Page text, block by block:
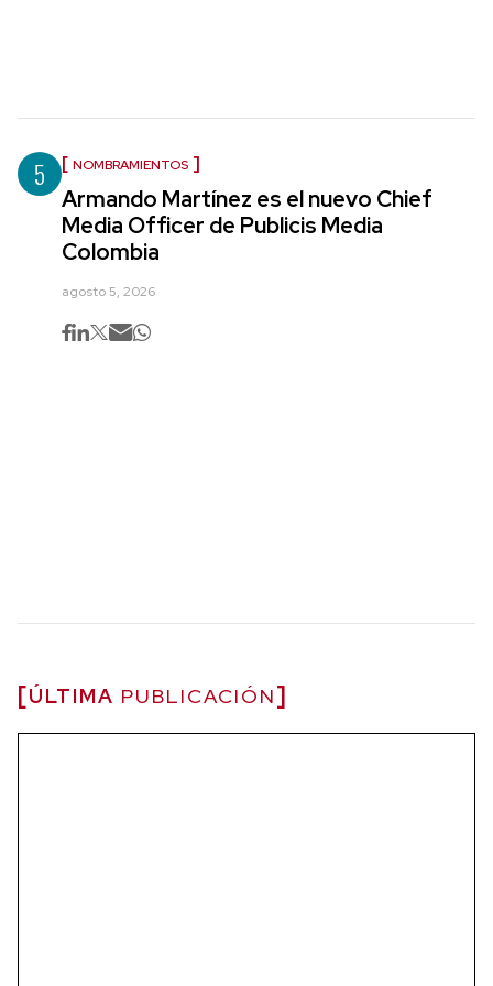
5 NOMBRAMIENTOS
Armando Martínez es el nuevo Chief
Media Officer de Publicis Media
Colombia
agosto 5, 2026
ÚLTIMA PUBLICACIÓN